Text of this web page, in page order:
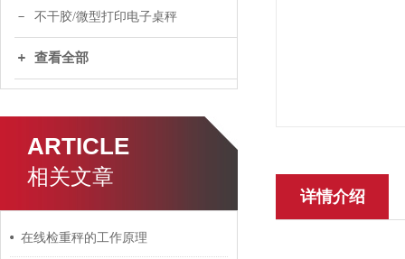
不干胶/微型打印电子桌秤
查看全部
ARTICLE
相关文章
在线检重秤的工作原理
详情介绍